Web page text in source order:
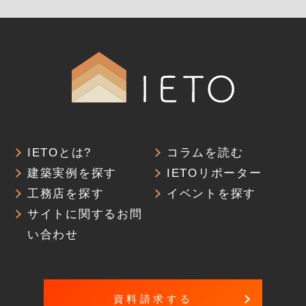
IETOとは?
コラムを読む
建築実例を探す
IETOリポーター
工務店を探す
イベントを探す
サイトに関するお問
い合わせ
資料請求する